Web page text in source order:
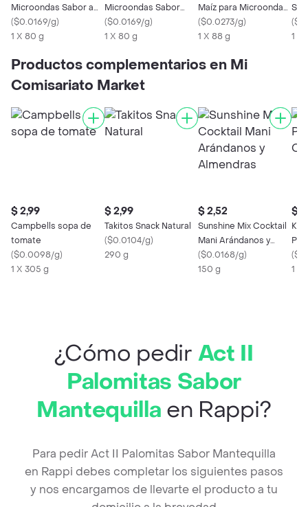
Microondas Sabor a
Mantequilla Extra
($0.0169/g)
1 X 80 g
Microondas Sabor
Natural
($0.0169/g)
1 X 80 g
Maíz para Microondas
Sabor Chile y Limón
($0.0273/g)
1 X 88 g
(
1 X
Productos complementarios en Mi
Comisariato Market
$ 2,99
Campbells sopa de
tomate
($0.0098/g)
1 X 305 g
$ 2,99
Takitos Snack Natural
($0.0104/g)
290 g
$ 2,52
Sunshine Mix Cocktail
Mani Arándanos y
Almendras
($0.0168/g)
150 g
$
(
1 X
¿Cómo pedir Act II
Palomitas Sabor
Mantequilla en Rappi?
Para pedir Act II Palomitas Sabor Mantequilla
en Rappi debes completar los siguientes pasos
y nos encargamos de llevarte el producto a tu